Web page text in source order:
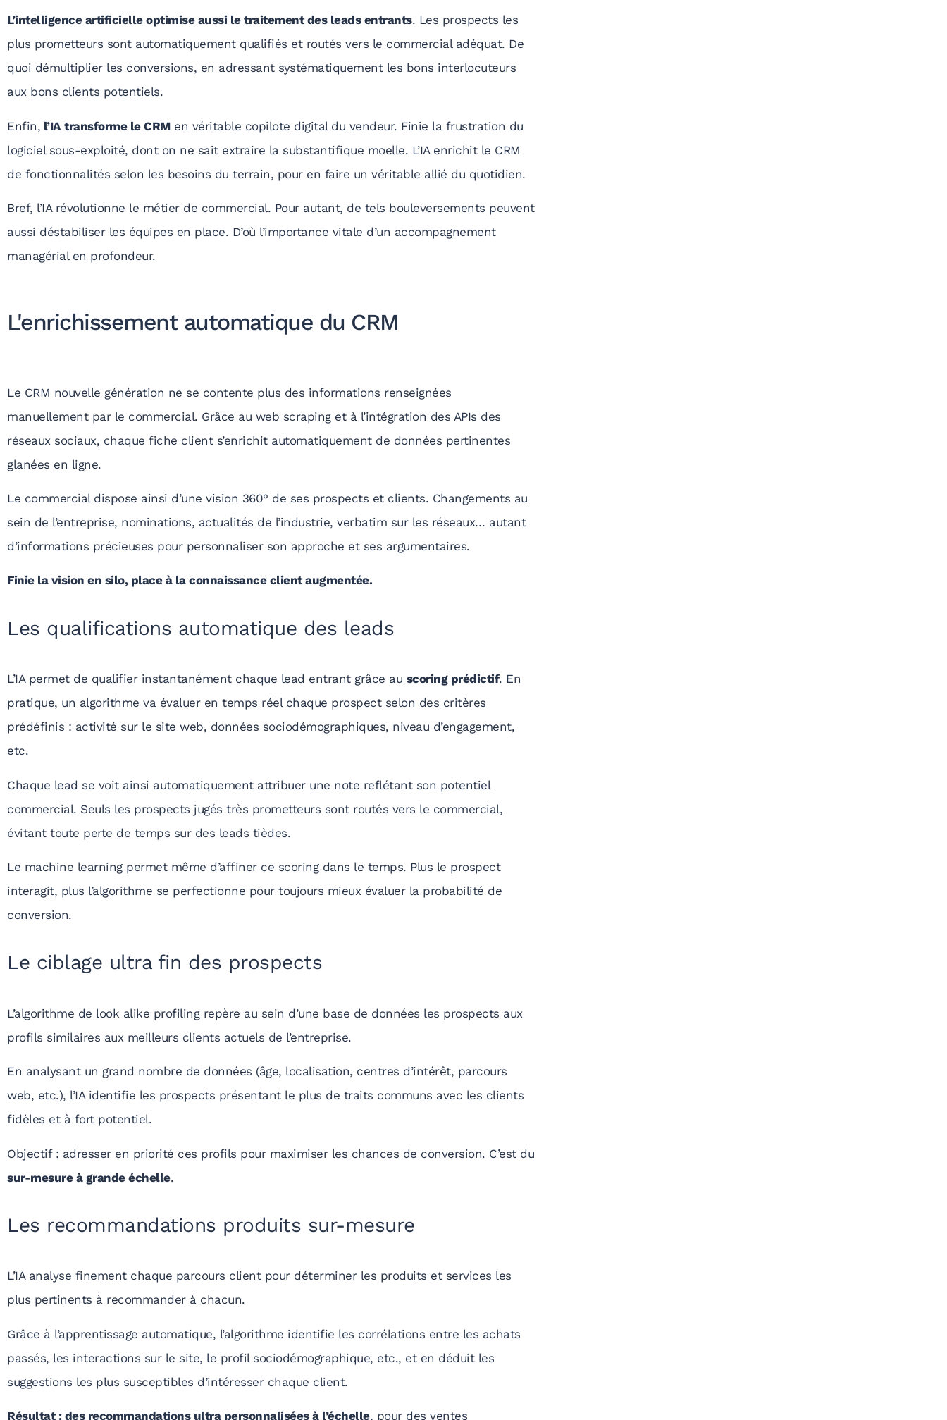
L’intelligence artificielle optimise aussi le traitement des leads entrants. Les prospects les
plus prometteurs sont automatiquement qualifiés et routés vers le commercial adéquat. De
quoi démultiplier les conversions, en adressant systématiquement les bons interlocuteurs
aux bons clients potentiels.
Enfin, l’IA transforme le CRMen véritable copilote digital du vendeur. Finie la frustration du
logiciel sous-exploité, dont on ne sait extraire la substantifique moelle. L’IA enrichit le CRM
de fonctionnalités selon les besoins du terrain, pour en faire un véritable allié du quotidien.
Bref, l’IA révolutionne le métier de commercial. Pour autant, de tels bouleversements peuvent
aussi déstabiliser les équipes en place. D’où l’importance vitale d’un accompagnement
managérial en profondeur.
L'enrichissement automatique du CRM
Le CRM nouvelle génération ne se contente plus des informations renseignées
manuellement par le commercial. Grâce au web scraping et à l’intégration des APIs des
réseaux sociaux, chaque fiche client s’enrichit automatiquement de données pertinentes
glanées en ligne.
Le commercial dispose ainsi d’une vision 360° de ses prospects et clients. Changements au
sein de l’entreprise, nominations, actualités de l’industrie, verbatim sur les réseaux… autant
d’informations précieuses pour personnaliser son approche et ses argumentaires.
Finie la vision en silo, place à la connaissance client augmentée.
Les qualifications automatique des leads
L’IA permet de qualifier instantanément chaque lead entrant grâce au scoring prédictif. En
pratique, un algorithme va évaluer en temps réel chaque prospect selon des critères
prédéfinis : activité sur le site web, données sociodémographiques, niveau d’engagement,
etc.
Chaque lead se voit ainsi automatiquement attribuer une note reflétant son potentiel
commercial. Seuls les prospects jugés très prometteurs sont routés vers le commercial,
évitant toute perte de temps sur des leads tièdes.
Le machine learning permet même d’affiner ce scoring dans le temps. Plus le prospect
interagit, plus l’algorithme se perfectionne pour toujours mieux évaluer la probabilité de
conversion.
Le ciblage ultra fin des prospects
L’algorithme de look alike profilingrepère au sein d’une base de données les prospects aux
profils similaires aux meilleurs clients actuels de l’entreprise.
En analysant un grand nombre de données (âge, localisation, centres d’intérêt, parcours
web, etc.), l’IA identifie les prospects présentant le plus de traits communs avec les clients
fidèles et à fort potentiel.
Objectif : adresser en priorité ces profils pour maximiser les chances de conversion. C’est du
sur-mesure à grande échelle.
Les recommandations produits sur-mesure
L’IA analyse finement chaque parcours client pour déterminer les produits et services les
plus pertinents à recommander à chacun.
Grâce à l’apprentissage automatique, l’algorithme identifie les corrélations entre les achats
passés, les interactions sur le site, le profil sociodémographique, etc., et en déduit les
suggestions les plus susceptibles d’intéresser chaque client.
Résultat : des recommandations ultra personnalisées à l’échelle, pour des ventes